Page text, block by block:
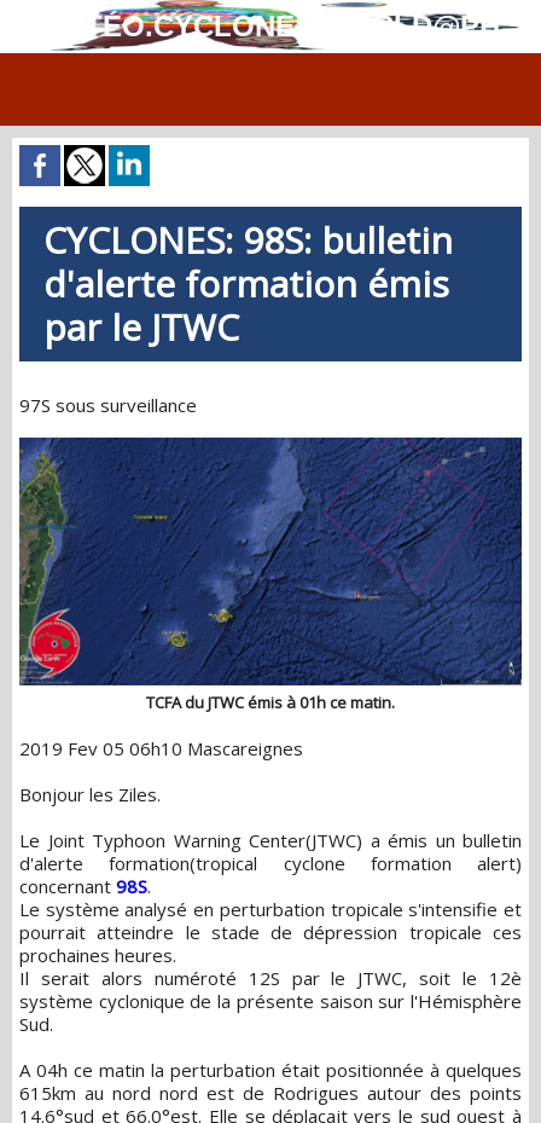
MÉTÉO.CYCLONES.WORLD@PH
CYCLONES: 98S: bulletin
d'alerte formation émis
par le JTWC
97S sous surveillance
TCFA du JTWC émis à 01h ce matin.
2019 Fev 05 06h10 Mascareignes
Bonjour les Ziles.
Le Joint Typhoon Warning Center(JTWC) a émis un bulletin
d'alerte formation(tropical cyclone formation alert)
concernant 98S.
Le système analysé en perturbation tropicale s'intensifie et
pourrait atteindre le stade de dépression tropicale ces
prochaines heures.
Il serait alors numéroté 12S par le JTWC, soit le 12è
système cyclonique de la présente saison sur l'Hémisphère
Sud.
A 04h ce matin la perturbation était positionnée à quelques
615km au nord nord est de Rodrigues autour des points
14.6°sud et 66.0°est. Elle se déplaçait vers le sud ouest à